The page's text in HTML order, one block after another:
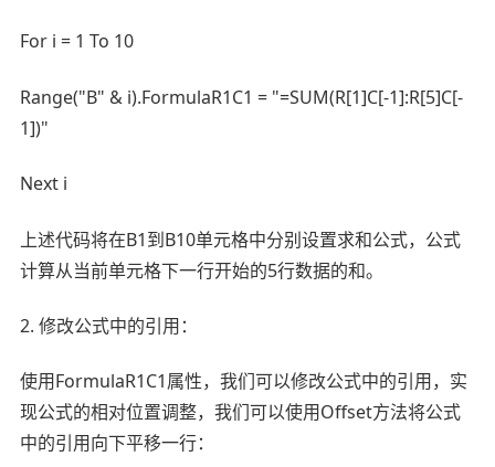
For i = 1 To 10
Range("B" & i).FormulaR1C1 = "=SUM(R[1]C[-1]:R[5]C[-
1])"
Next i
上述代码将在B1到B10单元格中分别设置求和公式，公式
计算从当前单元格下一行开始的5行数据的和。
2. 修改公式中的引用：
使用FormulaR1C1属性，我们可以修改公式中的引用，实
现公式的相对位置调整，我们可以使用Offset方法将公式
中的引用向下平移一行：